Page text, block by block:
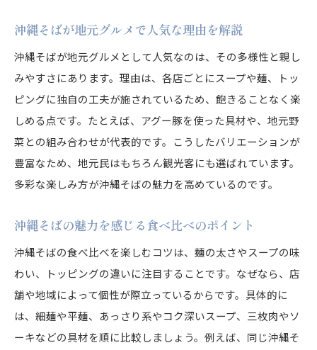
沖縄そばの生麺や冷凍商品の注目ポイント
通販で手に入る沖縄そばのおすすめ商品
沖縄そばファン必見の人気ランキング商品
本場の味に近い沖縄そば商品の選び方
沖縄そばがご当地グルメとして親しまれる理由
沖縄そばが県民グルメとして愛される背景
沖縄そばのご当地食文化と観光客の人気
沖縄本島で味わえる沖縄そばの魅力と特徴
沖縄そばの伝統を受け継ぐ名店の歴史
地元や観光客に選ばれる沖縄そばの秘密
本場で楽しむ沖縄そばの奥深い味わい
沖縄そばを現地で味わう醍醐味を紹介
沖縄そばの有名店で感じる本場の味の違い
沖縄そばが地元グルメで人気な理由を解説
沖縄そばが地元グルメとして人気なのは、その多様性と親し
みやすさにあります。理由は、各店ごとにスープや麺、トッ
ピングに独自の工夫が施されているため、飽きることなく楽
しめる点です。たとえば、アグー豚を使った具材や、地元野
菜との組み合わせが代表的です。こうしたバリエーションが
豊富なため、地元民はもちろん観光客にも選ばれています。
多彩な楽しみ方が沖縄そばの魅力を高めているのです。
沖縄そばの魅力を感じる食べ比べのポイント
沖縄そばの食べ比べを楽しむコツは、麺の太さやスープの味
わい、トッピングの違いに注目することです。なぜなら、店
舗や地域によって個性が際立っているからです。具体的に
は、細麺や平麺、あっさり系やコク深いスープ、三枚肉やソ
ーキなどの具材を順に比較しましょう。例えば、同じ沖縄そ